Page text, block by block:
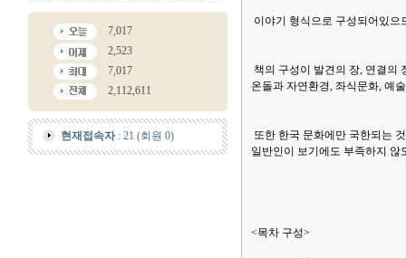
7,017
2,523
7,017
2,112,611
현재접속자: 21 (회원 0)
이야기 형식으로 구성되어있
책의 구성이 발견의 장, 연결의
온돌과 자연환경, 좌식문화, 예
또한 한국 문화에만 국한되는
일반인이 보기에도 부족하지
<목차 구성>